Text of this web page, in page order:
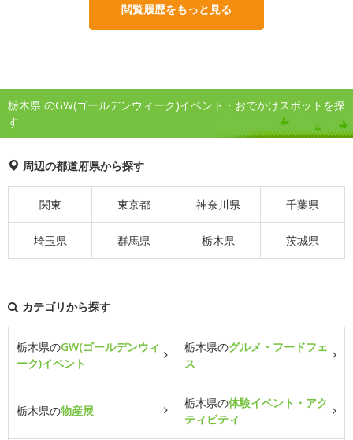
閲覧履歴をもっと見る
栃木県 のGW(ゴールデンウィーク)イベント・おでかけスポットを探
す
周辺の都道府県から探す
関東 東京都 神奈川県 千葉県
埼玉県 群馬県 栃木県 茨城県
カテゴリから探す
栃木県のGW(ゴールデンウィ
ーク)イベント
栃木県のグルメ・フードフェ
ス
栃木県の物産展
栃木県の体験イベント・アク
ティビティ